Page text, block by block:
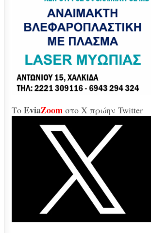
«Δώσε και σε εμένα μπάρμπα...»
Χαλκίδα: Άρον άρον την κοπάνησε η
Διοικήτρια της ΔΥΠΑ από το
«αμαρτωλό» Επιμελητήριο Εύβοιας /
«Ήταν προσβλητική, ειρωνική και
απαξιωτική προς τους εργαζόμενους...»
Μύδροι της αντιπολίτευσης για τις νέες
Τζαβέλλας αθώωσε και τον εαυτό του,
καταπάτησε βάναυσα το ήδη
κακοποιημένο κράτος δικαίου με μία
πραξικοματική διάταξη, θα κληθούν
για να λογοδοτήσουν και πρωτίστως ο
διευθύνων και αυτού του εγκλήματος
κ.Μητσοτάκης...»
Χαλκίδα: Δείτε ζωντανά την κίνηση
στη Παλαιά Γέφυρα (LIVE ΕΙΚΟΝΑ)
Το EviaZoom στο X πρώην Twitter